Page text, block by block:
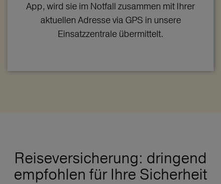
App, wird sie im Notfall zusammen mit Ihrer
aktuellen Adresse via GPS in unsere
Einsatzzentrale übermittelt.
Reiseversicherung: dringend
empfohlen für Ihre Sicherheit